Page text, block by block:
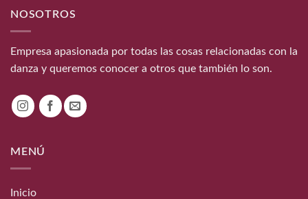
NOSOTROS
Empresa apasionada por todas las cosas relacionadas con la
danza y queremos conocer a otros que también lo son.
MENÚ
Inicio